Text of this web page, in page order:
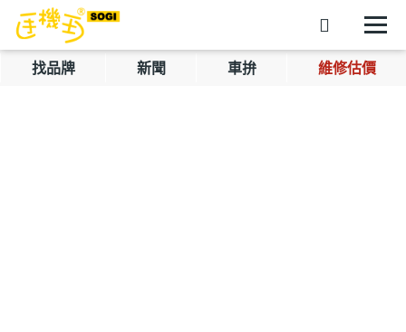
找品牌 新聞 車拚 維修估價